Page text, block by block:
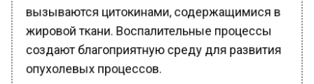
вызываются цитокинами, содержащимися в
жировой ткани. Воспалительные процессы
создают благоприятную среду для развития
опухолевых процессов.